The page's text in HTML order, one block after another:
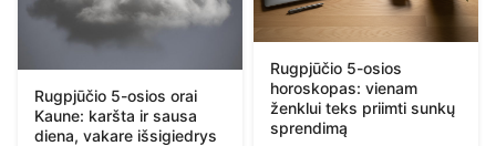
Rugpjūčio 5-osios orai
Kaune: karšta ir sausa
diena, vakare išsigiedrys
Rugpjūčio 5-osios
horoskopas: vienam
ženklui teks priimti sunkų
sprendimą